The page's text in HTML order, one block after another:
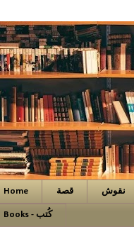
Home قصة نقوش
Books - كُتب